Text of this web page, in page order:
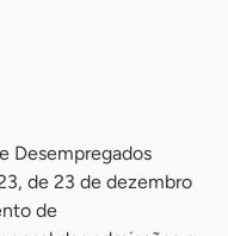
Desempregados
de 23 de dezembro
de